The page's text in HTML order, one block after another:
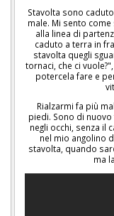
Stavolta sono
male. Mi sento
alla linea di
caduto a terra in
stavolta quegli
tornaci, che ci
potercela fare e
Rialzarmi fa più
piedi. Sono di
negli occhi, senza il
nel mio angolino
stavolta, quando
ma